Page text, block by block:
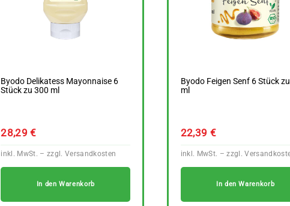
Byodo Delikatess Mayonnaise 6
Stück zu 300 ml
28,29€
In den Warenkorb
Byodo Feigen Senf 6 Stück
ml
22,39 €
In den Warenkorb